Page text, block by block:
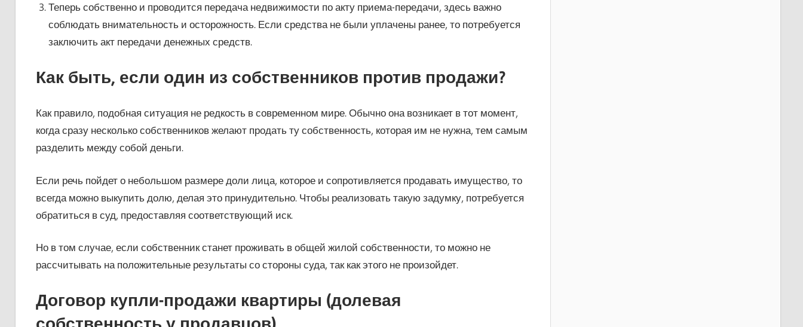
Теперь собственно и проводится передача недвижимости по акту приема-передачи, здесь важно
соблюдать внимательность и осторожность. Если средства не были уплачены ранее, то потребуется
заключить акт передачи денежных средств.
Как быть, если один из собственников против продажи?
Как правило, подобная ситуация не редкость в современном мире. Обычно она возникает в тот момент,
когда сразу несколько собственников желают продать ту собственность, которая им не нужна, тем самым
разделить между собой деньги.
Если речь пойдет о небольшом размере доли лица, которое и сопротивляется продавать имущество, то
всегда можно выкупить долю, делая это принудительно. Чтобы реализовать такую задумку, потребуется
обратиться в суд, предоставляя соответствующий иск.
Но в том случае, если собственник станет проживать в общей жилой собственности, то можно не
рассчитывать на положительные результаты со стороны суда, так как этого не произойдет.
Договор купли-продажи квартиры (долевая